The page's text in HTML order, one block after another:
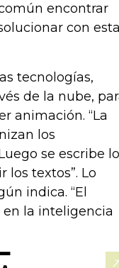
encontrar
con
tecnologías,
de la nube,
animación. “La
los
se escribe lo
textos”. Lo
indica. “El
la inteligencia